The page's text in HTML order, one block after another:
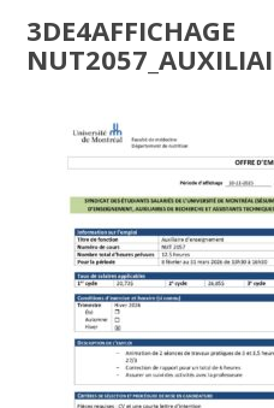
3DE4AFFICHAGE